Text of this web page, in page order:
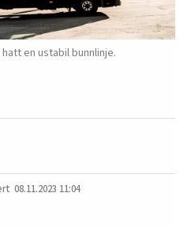
en ustabil bunnlinje.
08.11.2023 11:04